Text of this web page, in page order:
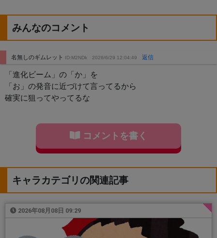
みんなのコメント
名無しのギムレット ID:M2NDk 2026/6/29 12:04:49 返信
「進化ビーム」の「か」を
「お」の発音に近づけて言ってるから
確実に狙ってやってるな
コメントを書く
キャラカテゴリの関連記事
2026年08月08日 09:29